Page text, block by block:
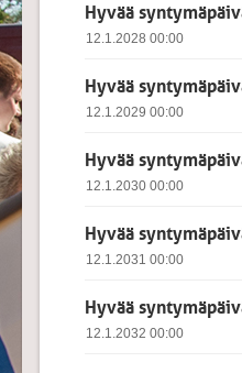
Hyvää
12.1.2028 00:00
Hyvää
12.1.2029 00:00
Hyvää
12.1.2030 00:00
Hyvää
12.1.2031 00:00
Hyvää
12.1.2032 00:00